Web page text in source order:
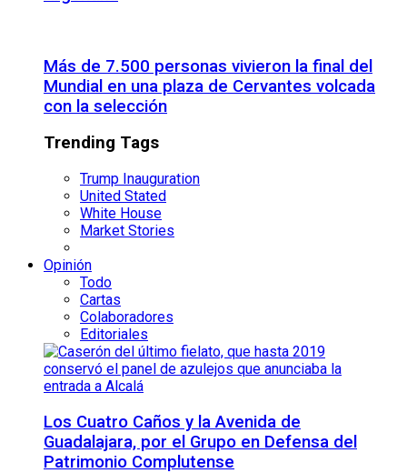
Más de 7.500 personas vivieron la final del
Mundial en una plaza de Cervantes volcada
con la selección
Trending Tags
Trump Inauguration
United Stated
White House
Market Stories
Opinión
Todo
Cartas
Colaboradores
Editoriales
Los Cuatro Caños y la Avenida de
Guadalajara, por el Grupo en Defensa del
Patrimonio Complutense